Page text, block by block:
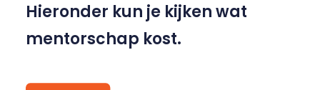
Hieronder kun je kijken wat
mentorschap kost.